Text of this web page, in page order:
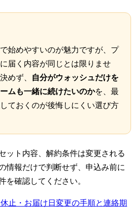
始めやすいのが魅力ですが、プ
届く内容が同じとは限りませ
めず、
自分がウォッシュだけを
ムも一緒に続けたいのかを、最
ておくのが後悔しにくい選び方
ット内容、解約条件は変更される
情報だけで判断せず、申込み前に
を確認してください。
止・お届け日変更の手順と連絡期